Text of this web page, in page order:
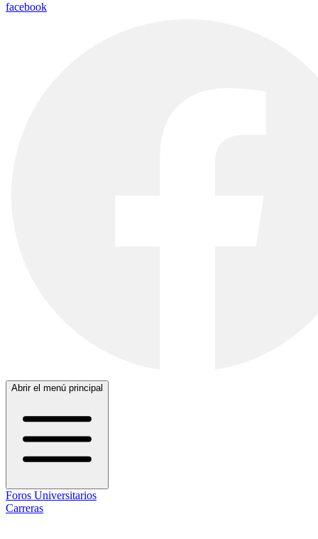
facebook
Abrir el menú principal
Foros Universitarios
Carreras